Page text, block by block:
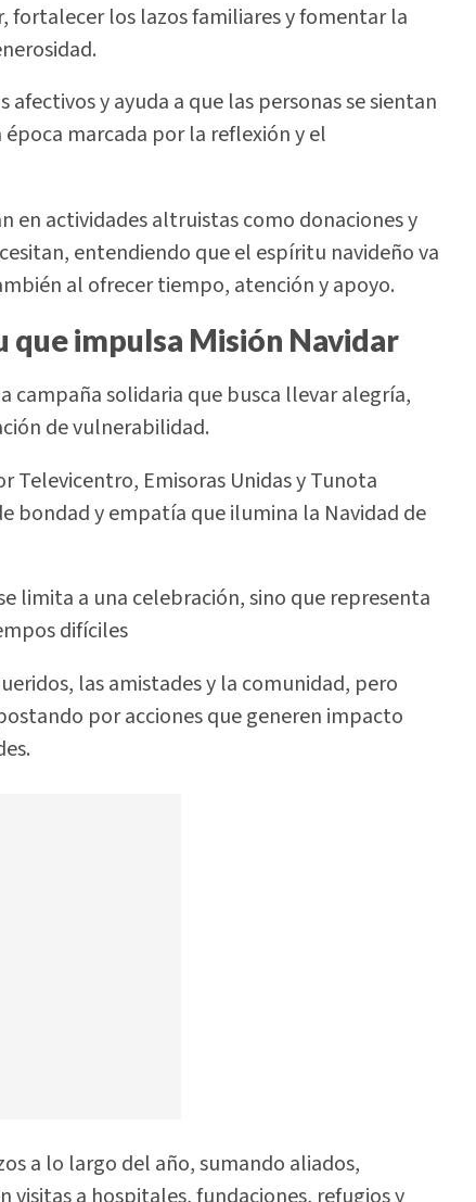
los lazos familiares y fomentar la
y ayuda a que las personas se sientan
marcada por la reflexión y el
en actividades altruistas como donaciones y
entendiendo que el espíritu navideño va
al ofrecer tiempo, atención y apoyo.
impulsa Misión Navidar
campaña solidaria que busca llevar alegría,
de vulnerabilidad.
Televicentro, Emisoras Unidas y Tunota
bondad y empatía que ilumina la Navidad de
limita a una celebración, sino que representa
difíciles
las amistades y la comunidad, pero
por acciones que generen impacto
a lo largo del año, sumando aliados,